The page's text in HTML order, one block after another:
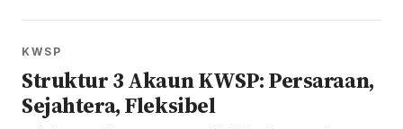
KWSP
Struktur 3 Akaun KWSP: Persaraan,
Sejahtera, Fleksibel